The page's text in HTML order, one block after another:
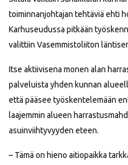
toiminnanjohtajan tehtäviä ehti
Karhuseudussa pitkään
valittiin Vasemmistoliiton
­Itse aktiivisena monen alan
palveluista yhden kunnan
että pääsee työskentelemään
laajemmin alueen
asuinviihtyvyyden eteen.
– Tämä on hieno aitiopaikka